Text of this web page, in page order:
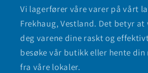
Vi lagerfører våre varer på vårt
Frekhaug, Vestland. Det betyr at
deg varene dine raskt og
besøke vår butikk eller hente
fra våre lokaler.